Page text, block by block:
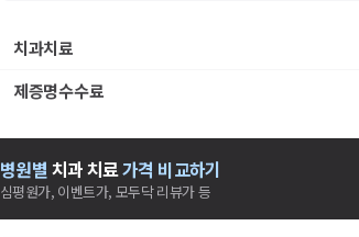
치과치료
제증명수수료
병원별 치과치료가격 비교하기
심평원가, 이벤트가, 모두닥 리뷰가 등